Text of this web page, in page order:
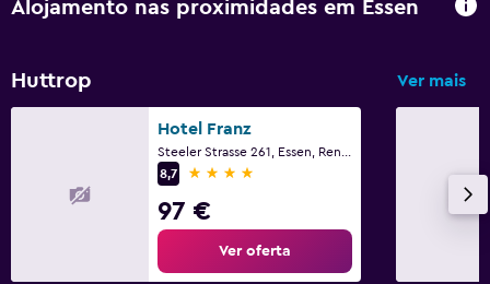
Alojamento nas proximidades em Essen
Huttrop Ver mais
Hotel Franz
8,7
4 estrelas
97 €
Ver oferta